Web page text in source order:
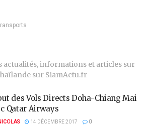
actualités, informations et articles sur
sur SiamActu.fr
des Vols Directs Doha-Chiang Mai
Qatar Airways
14 DÉCEMBRE 2017 0